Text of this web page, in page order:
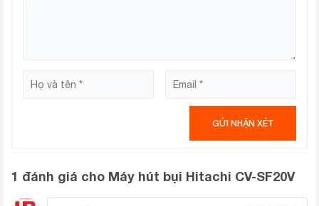
Công suất 2000 W giúp hút bụi nhanh chóng, hiệu
1 đánh giá cho Máy hút bụi Hitachi CV-SF20V